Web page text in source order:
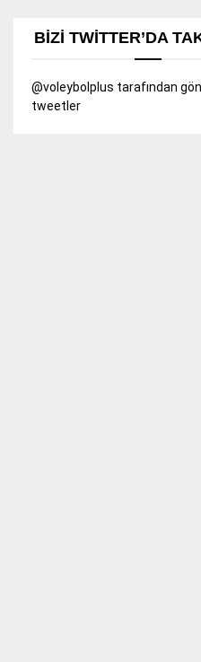
BIZI TWITTER’DA
@voleybolplus tarafından
tweetler